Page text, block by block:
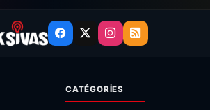
CATÉGORIES